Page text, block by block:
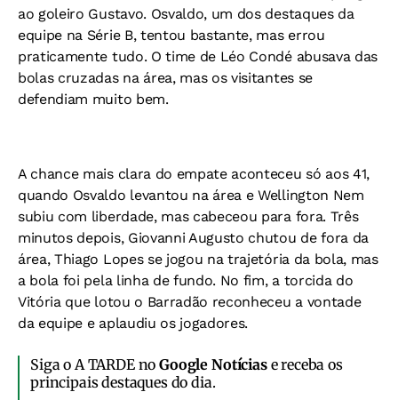
ao goleiro Gustavo. Osvaldo, um dos destaques da
equipe na Série B, tentou bastante, mas errou
praticamente tudo. O time de Léo Condé abusava das
bolas cruzadas na área, mas os visitantes se
defendiam muito bem.
A chance mais clara do empate aconteceu só aos 41,
quando Osvaldo levantou na área e Wellington Nem
subiu com liberdade, mas cabeceou para fora. Três
minutos depois, Giovanni Augusto chutou de fora da
área, Thiago Lopes se jogou na trajetória da bola, mas
a bola foi pela linha de fundo. No fim, a torcida do
Vitória que lotou o Barradão reconheceu a vontade
da equipe e aplaudiu os jogadores.
Siga o A TARDE noGoogle Notíciase receba os
principais destaques do dia.